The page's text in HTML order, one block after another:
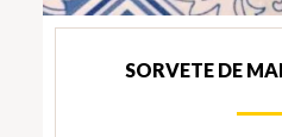
SORVETE DE